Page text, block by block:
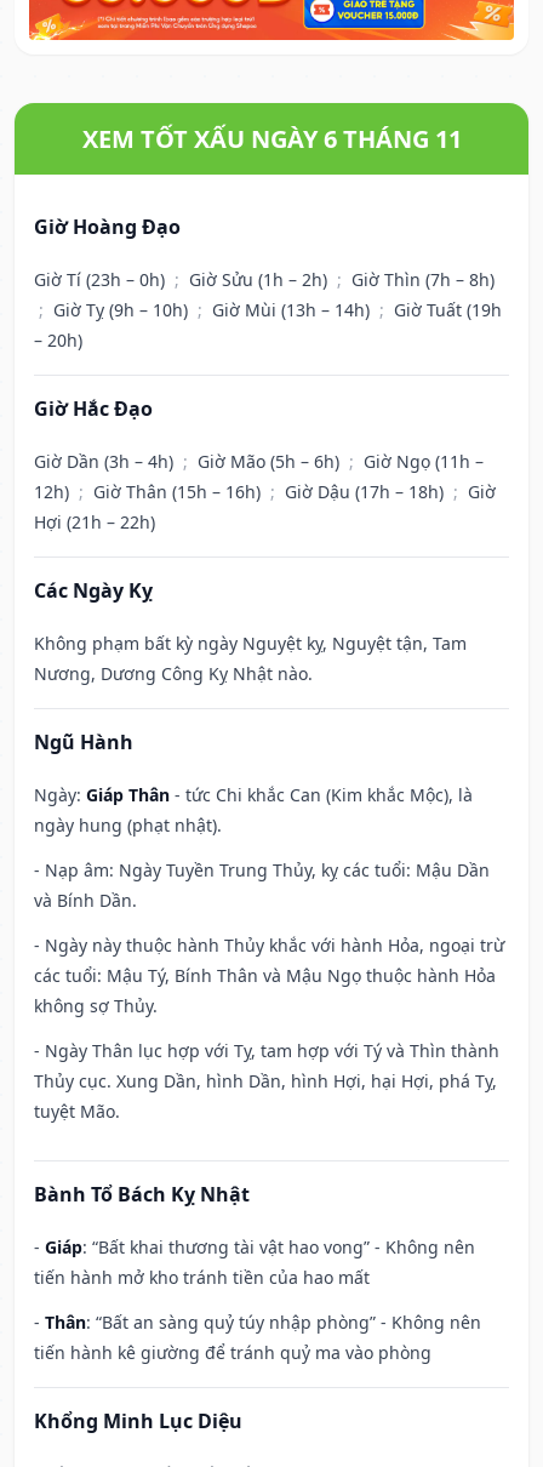
XEM TỐT XẤU NGÀY 6 THÁNG 11
Giờ Hoàng Đạo
Giờ Tí (23h – 0h) ; Giờ Sửu (1h – 2h) ; Giờ Thìn (7h – 8h)
; Giờ Tỵ (9h – 10h) ; Giờ Mùi (13h – 14h) ; Giờ Tuất (19h
– 20h)
Giờ Hắc Đạo
Giờ Dần (3h – 4h) ; Giờ Mão (5h – 6h) ; Giờ Ngọ (11h –
12h) ; Giờ Thân (15h – 16h) ; Giờ Dậu (17h – 18h) ; Giờ
Hợi (21h – 22h)
Các Ngày Kỵ
Không phạm bất kỳ ngày Nguyệt kỵ, Nguyệt tận, Tam
Nương, Dương Công Kỵ Nhật nào.
Ngũ Hành
Ngày: Giáp Thân - tức Chi khắc Can (Kim khắc Mộc), là
ngày hung (phạt nhật).
- Nạp âm: Ngày Tuyền Trung Thủy, kỵ các tuổi: Mậu Dần
và Bính Dần.
- Ngày này thuộc hành Thủy khắc với hành Hỏa, ngoại trừ
các tuổi: Mậu Tý, Bính Thân và Mậu Ngọ thuộc hành Hỏa
không sợ Thủy.
- Ngày Thân lục hợp với Tỵ, tam hợp với Tý và Thìn thành
Thủy cục. Xung Dần, hình Dần, hình Hợi, hại Hợi, phá Tỵ,
tuyệt Mão.
Bành Tổ Bách Kỵ Nhật
- Giáp: “Bất khai thương tài vật hao vong” - Không nên
tiến hành mở kho tránh tiền của hao mất
- Thân: “Bất an sàng quỷ túy nhập phòng” - Không nên
tiến hành kê giường để tránh quỷ ma vào phòng
Khổng Minh Lục Diệu